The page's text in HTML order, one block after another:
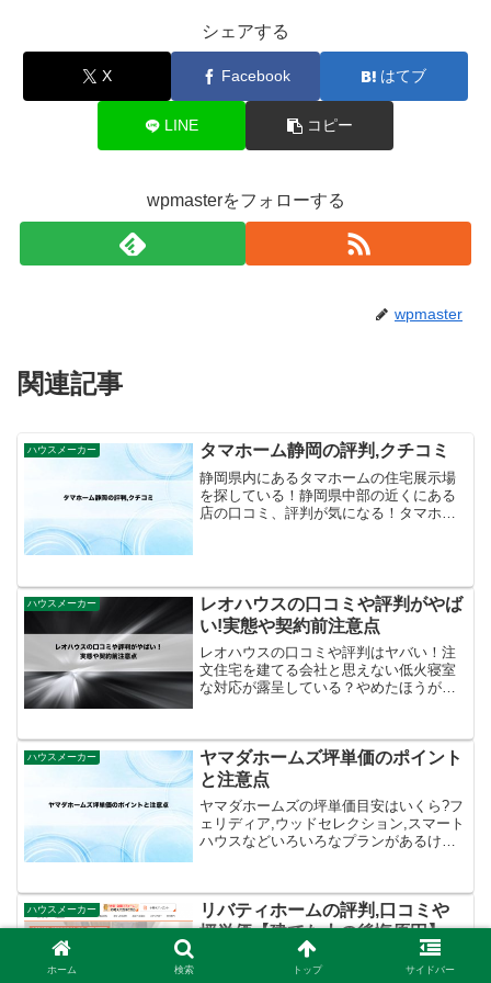
シェアする
X Facebook はてブ
LINE コピー
wpmasterをフォローする
wpmaster
関連記事
ハウスメーカー タマホーム静岡の評判,クチコミ
静岡県内にあるタマホームの住宅展示場
を探している！静岡県中部の近くにある
店の口コミ、評判が気になる！タマホー
ハウスメーカー
レオハウスの口コミや評判がやば
い!実態や契約前注意点
レオハウスの口コミや評判はヤバい！注
文住宅を建てる会社と思えない低火寝室
な対応が露呈している？やめたほうが良
介。
ハウスメーカー
ヤマダホームズ坪単価のポイント
と注意点
ヤマダホームズの坪単価目安はいくら?フ
ェリディア,ウッドセレクション,スマート
ハウスなどいろいろなプランがあるけど
ハウスメーカー
リバティホームの評判,口コミや
坪単価【建てた人の後悔原因】
リバティホーム【東京】の口コミや評判
は悪くない！坪単価は70万円、80万円の
ホーム 検索 トップ サイドバー